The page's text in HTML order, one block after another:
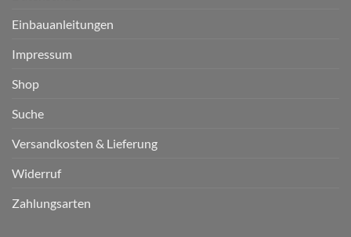
Einbauanleitungen
Impressum
Shop
Suche
Versandkosten & Lieferung
Widerruf
Zahlungsarten